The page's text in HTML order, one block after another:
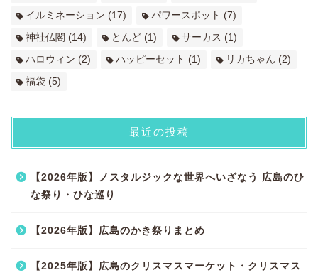
イルミネーション (17) パワースポット (7)
神社仏閣 (14) とんど (1) サーカス (1)
ハロウィン (2) ハッピーセット (1) リカちゃん (2)
福袋 (5)
最近の投稿
【2026年版】ノスタルジックな世界へいざなう 広島のひ
な祭り・ひな巡り
【2026年版】広島のかき祭りまとめ
【2025年版】広島のクリスマスマーケット・クリスマス